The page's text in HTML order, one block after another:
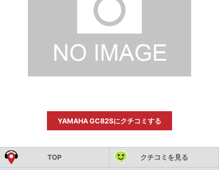
YAMAHA GC82Sにクチコミする
TOP クチコミを見る